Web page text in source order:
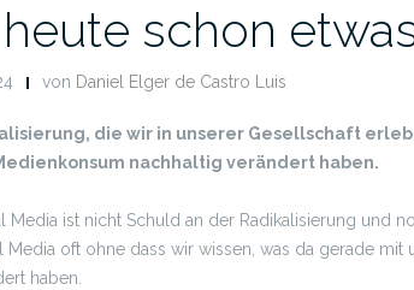
schon
von Daniel Elger de Castro Luis
die wir in unserer Gesellschaft
nachhaltig verändert haben.
Media ist nicht Schuld an der Radikalisierung und
Media oft ohne dass wir wissen, was da gerade
haben.